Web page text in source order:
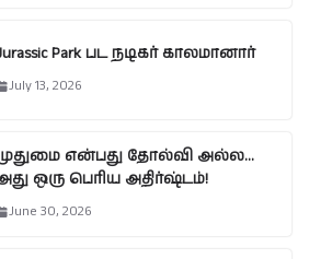
Park பட நடிகர் காலமானார்
July 13, 2026
என்பது தோல்வி அல்ல…
ஒரு பெரிய அதிர்ஷ்டம்!
June 30, 2026